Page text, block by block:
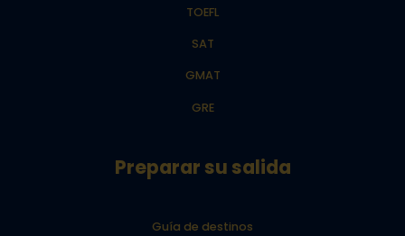
TOEFL
SAT
GMAT
GRE
Preparar su salida
Guía de destinos